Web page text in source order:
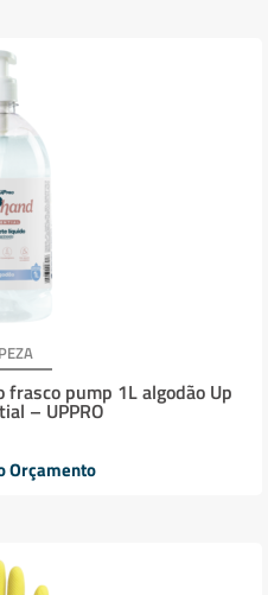
pump 1L algodão Up
– UPPRO
Orçamento